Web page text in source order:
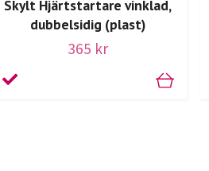
Skylt Hjärtstartare vinklad,
dubbelsidig (plast)
365 kr